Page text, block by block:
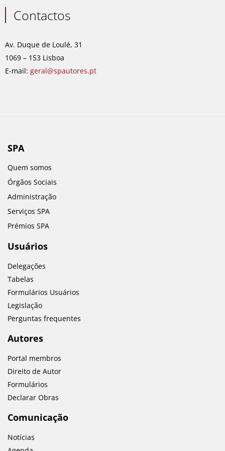
e
b
o
k
t
a
r
a
m
k
e
i
n
Contactos
Av. Duque de Loulé, 31
1069 – 153 Lisboa
E-mail: geral@spautores.pt
SPA
Quem somos
Órgãos Sociais
Administração
Serviços SPA
Prémios SPA
Usuários
Delegações
Tabelas
Formulários Usuários
Legislação
Perguntas frequentes
Autores
Portal membros
Direito de Autor
Formulários
Declarar Obras
Comunicação
Notícias